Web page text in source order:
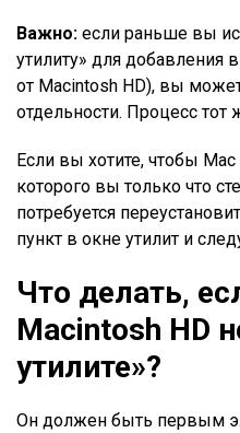
Важно: если раньше вы
утилиту» для добавления
от Macintosh HD), вы
отдельности. Процесс тот
Если вы хотите, чтобы Mac
которого вы только что
потребуется
пункт в окне утилит и
Что делать,
Macintosh HD
утилите»?
Он должен быть первым